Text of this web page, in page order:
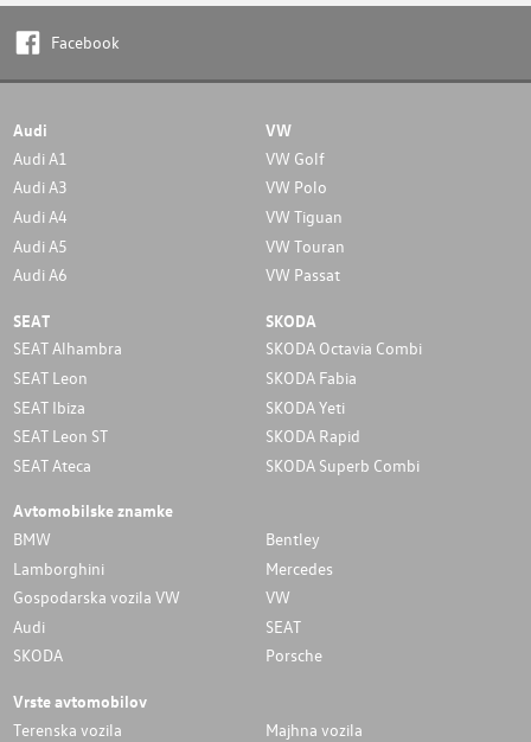
Facebook
Audi
Audi A1
Audi A3
Audi A4
Audi A5
Audi A6
VW
VW Golf
VW Polo
VW Tiguan
VW Touran
VW Passat
SEAT
SEAT Alhambra
SEAT Leon
SEAT Ibiza
SEAT Leon ST
SEAT Ateca
SKODA
SKODA Octavia Combi
SKODA Fabia
SKODA Yeti
SKODA Rapid
SKODA Superb Combi
Avtomobilske znamke
BMW
Bentley
Lamborghini
Mercedes
Gospodarska vozila VW
VW
Audi
SEAT
SKODA
Porsche
Vrste avtomobilov
Terenska vozila
Majhna vozila